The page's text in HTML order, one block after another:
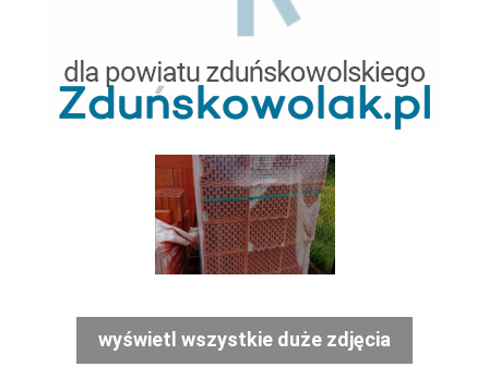
wyświetl wszystkie duże zdjęcia